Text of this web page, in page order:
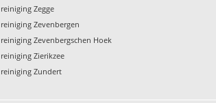
Zegge
Zevenbergen
Zevenbergschen Hoek
Zierikzee
Zundert